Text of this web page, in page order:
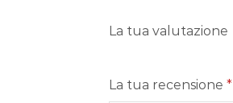
La tua valutazione
La tua recensione *